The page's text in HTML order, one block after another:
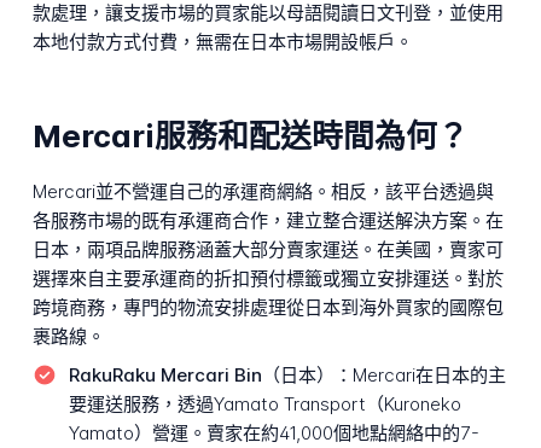
款處理，讓支援市場的買家能以母語閱讀日文刊登，並使用
本地付款方式付費，無需在日本市場開設帳戶。
Mercari服務和配送時間為何？
Mercari並不營運自己的承運商網絡。相反，該平台透過與
各服務市場的既有承運商合作，建立整合運送解決方案。在
日本，兩項品牌服務涵蓋大部分賣家運送。在美國，賣家可
選擇來自主要承運商的折扣預付標籤或獨立安排運送。對於
跨境商務，專門的物流安排處理從日本到海外買家的國際包
裹路線。
RakuRaku Mercari Bin（日本）： Mercari在日本的主
要運送服務，透過Yamato Transport（Kuroneko
Yamato）營運。賣家在約41,000個地點網絡中的7-